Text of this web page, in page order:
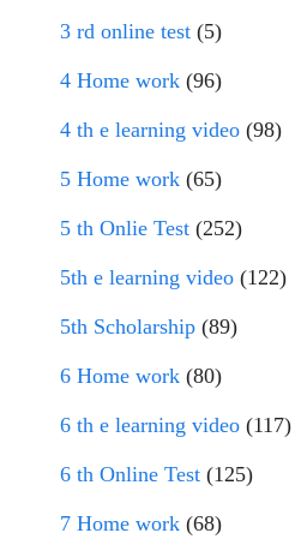
3 rd online test (5)
4 Home work (96)
4 th e learning video (98)
5 Home work (65)
5 th Onlie Test (252)
5th e learning video (122)
5th Scholarship (89)
6 Home work (80)
6 th e learning video (117)
6 th Online Test (125)
7 Home work (68)